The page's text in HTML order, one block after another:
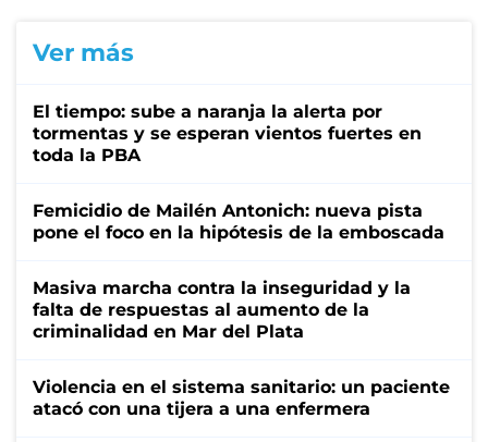
Ver más
El tiempo: sube a naranja la alerta por
tormentas y se esperan vientos fuertes en
toda la PBA
Femicidio de Mailén Antonich: nueva pista
pone el foco en la hipótesis de la emboscada
Masiva marcha contra la inseguridad y la
falta de respuestas al aumento de la
criminalidad en Mar del Plata
Violencia en el sistema sanitario: un paciente
atacó con una tijera a una enfermera